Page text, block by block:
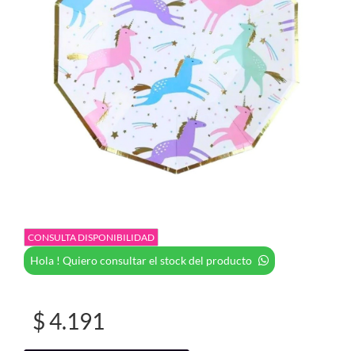
CONSULTA DISPONIBILIDAD
Hola ! Quiero consultar el stock del producto
$ 4.191